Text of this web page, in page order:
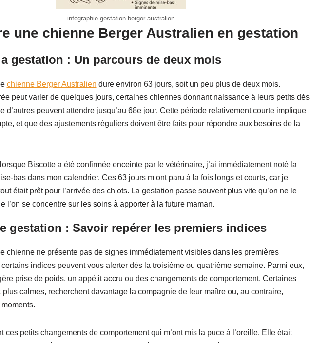
infographie gestation berger australien
une chienne Berger Australien en gestation
gestation : Un parcours de deux mois
chienne Berger Australien dure environ 63 jours, soit un peu plus de deux mois.
peut varier de quelques jours, certaines chiennes donnant naissance à leurs petits dès
d’autres peuvent attendre jusqu’au 68e jour. Cette période relativement courte implique
et que des ajustements réguliers doivent être faits pour répondre aux besoins de la
Biscotte a été confirmée enceinte par le vétérinaire, j’ai immédiatement noté la
bas dans mon calendrier. Ces 63 jours m’ont paru à la fois longs et courts, car je
était prêt pour l’arrivée des chiots. La gestation passe souvent plus vite qu’on ne le
l’on se concentre sur les soins à apporter à la future maman.
gestation : Savoir repérer les premiers indices
chienne ne présente pas de signes immédiatement visibles dans les premières
indices peuvent vous alerter dès la troisième ou quatrième semaine. Parmi eux,
prise de poids, un appétit accru ou des changements de comportement. Certaines
calmes, recherchent davantage la compagnie de leur maître ou, au contraire,
ces petits changements de comportement qui m’ont mis la puce à l’oreille. Elle était